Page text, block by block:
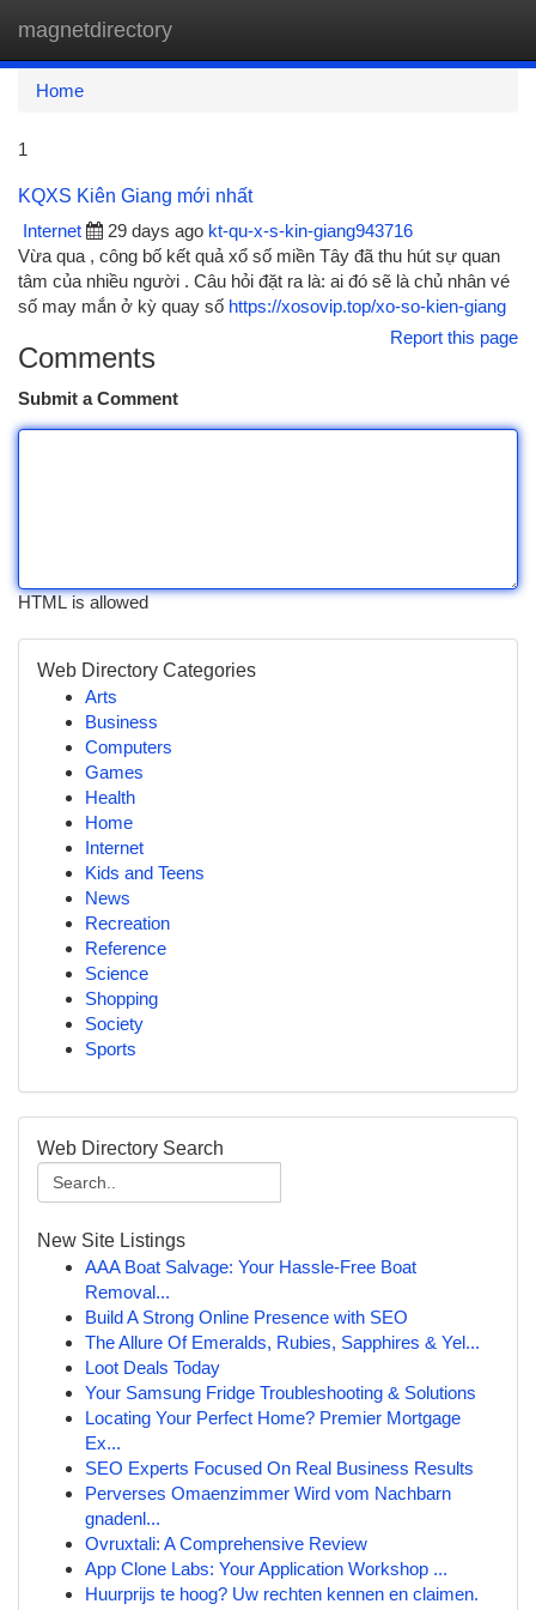
magnetdirectory
Home
1
KQXS Kiên Giang mới nhất
Internet
29 days ago kt-qu-x-s-kin-giang943716
Vừa qua , công bố kết quả xổ số miền Tây đã thu hút sự quan
tâm của nhiều người . Câu hỏi đặt ra là: ai đó sẽ là chủ nhân vé
số may mắn ở kỳ quay số https://xosovip.top/xo-so-kien-giang
Report this page
Comments
Submit a Comment
HTML is allowed
Web Directory Categories
Arts
Business
Computers
Games
Health
Home
Internet
Kids and Teens
News
Recreation
Reference
Science
Shopping
Society
Sports
Web Directory Search
New Site Listings
AAA Boat Salvage: Your Hassle-Free Boat
Removal...
Build A Strong Online Presence with SEO
The Allure Of Emeralds, Rubies, Sapphires & Yel...
Loot Deals Today
Your Samsung Fridge Troubleshooting & Solutions
Locating Your Perfect Home? Premier Mortgage
Ex...
SEO Experts Focused On Real Business Results
Perverses Omaenzimmer Wird vom Nachbarn
gnadenl...
Ovruxtali: A Comprehensive Review
App Clone Labs: Your Application Workshop ...
Huurprijs te hoog? Uw rechten kennen en claimen.